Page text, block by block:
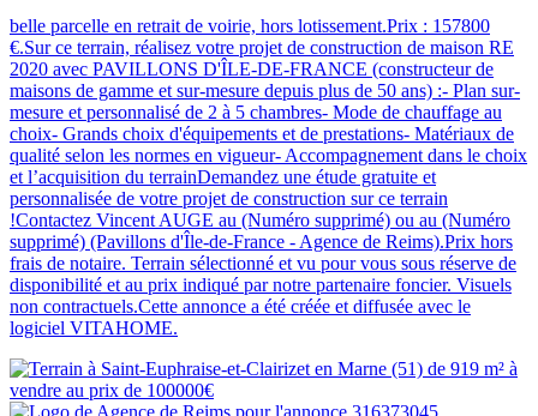
belle parcelle en retrait de voirie, hors lotissement.Prix : 157800
€.Sur ce terrain, réalisez votre projet de construction de maison RE
2020 avec PAVILLONS D'ÎLE-DE-FRANCE (constructeur de
maisons de gamme et sur-mesure depuis plus de 50 ans) :- Plan sur-
mesure et personnalisé de 2 à 5 chambres- Mode de chauffage au
choix- Grands choix d'équipements et de prestations- Matériaux de
qualité selon les normes en vigueur- Accompagnement dans le choix
et l’acquisition du terrainDemandez une étude gratuite et
personnalisée de votre projet de construction sur ce terrain
!Contactez Vincent AUGE au (Numéro supprimé) ou au (Numéro
supprimé) (Pavillons d'Île-de-France - Agence de Reims).Prix hors
frais de notaire. Terrain sélectionné et vu pour vous sous réserve de
disponibilité et au prix indiqué par notre partenaire foncier. Visuels
non contractuels.Cette annonce a été créée et diffusée avec le
logiciel VITAHOME.